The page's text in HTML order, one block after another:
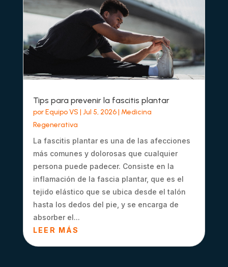
Tips para prevenir la fascitis plantar
porEquipo VS | Jul 5, 2026| Medicina
Regenerativa
La fascitis plantar es una de las afecciones
más comunes y dolorosas que cualquier
persona puede padecer. Consiste en la
inflamación de la fascia plantar, que es el
tejido elástico que se ubica desde el talón
hasta los dedos del pie, y se encarga de
absorber el...
LEER MÁS